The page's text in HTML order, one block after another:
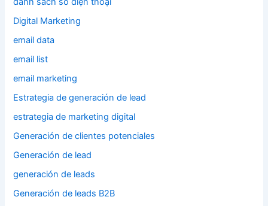
Digital Marketing
email data
email list
email marketing
Estrategia de generación de lead
estrategia de marketing digital
Generación de clientes potenciales
Generación de lead
generación de leads
Generación de leads B2B